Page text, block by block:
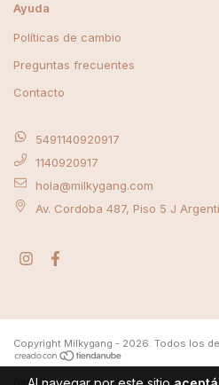
Ayuda
Políticas de cambio
Preguntas frecuentes
Contacto
5491140920917
1140920917
hola@milkygang.com
Av. Cordoba 487, Piso 5 J
Copyright Milkygang - 2026. Todos los